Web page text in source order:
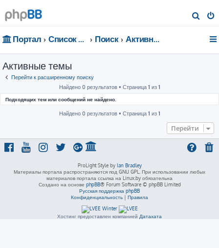
о
Портал Список форумов Поиск Активные темы
Активные темы
Перейти к расширенному поиску
Найдено 0 результатов • Страница 1 из 1
Подходящих тем или сообщений не найдено.
Найдено 0 результатов • Страница 1 из 1
Перейти
ProLight Style by Ian Bradley
Материалы портала распространяются под GNU GPL. При использовании любых
материалов портала ссылка на Linux.by обязательна
Создано на основе phpBB® Forum Software © phpBB Limited
Русская поддержка phpBB
Конфиденциальность | Правила
Хостинг предоставлен компанией Датахата